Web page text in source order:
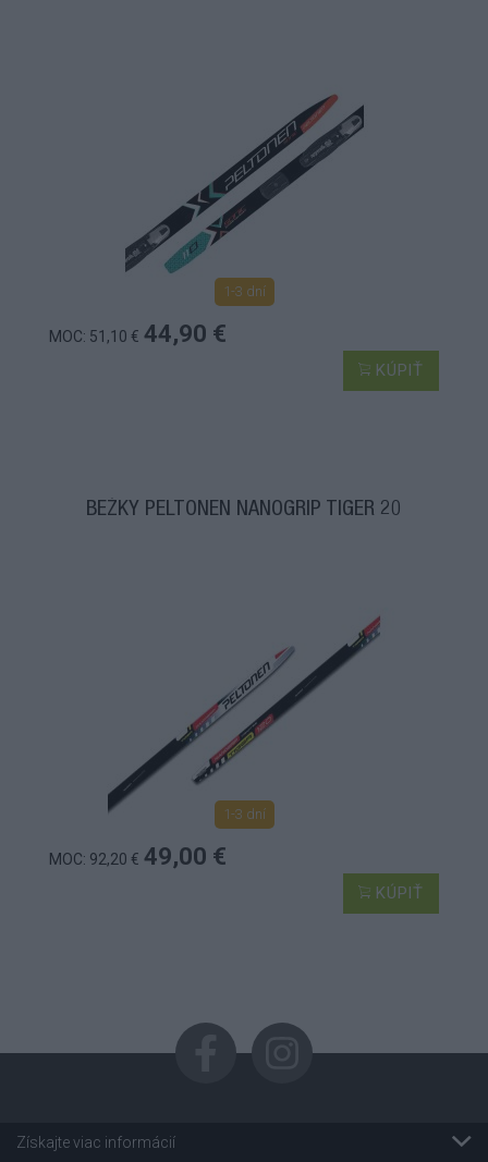
1-3 dní
MOC: 51,10 € 44,90 €
KÚPIŤ
BEŽKY PELTONEN NANOGRIP TIGER 20
1-3 dní
MOC: 92,20 € 49,00 €
KÚPIŤ
Získajte viac informácií